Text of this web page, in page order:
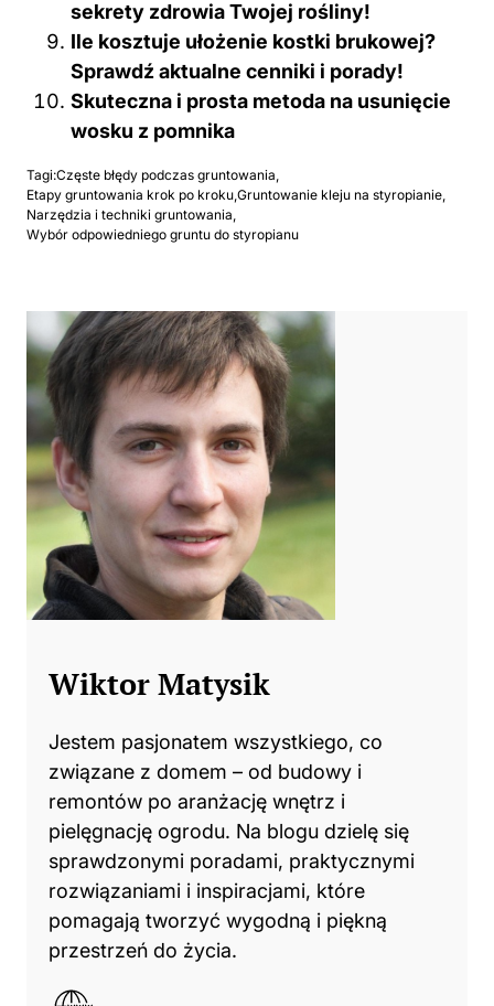
sekrety zdrowia Twojej rośliny!
Ile kosztuje ułożenie kostki brukowej?
Sprawdź aktualne cenniki i porady!
Skuteczna i prosta metoda na usunięcie
wosku z pomnika
Tagi:Częste błędy podczas gruntowania
Etapy gruntowania krok po kroku Gruntowanie kleju na styropianie
Narzędzia i techniki gruntowania
Wybór odpowiedniego gruntu do styropianu
Wiktor Matysik
Jestem pasjonatem wszystkiego, co
związane z domem – od budowy i
remontów po aranżację wnętrz i
pielęgnację ogrodu. Na blogu dzielę się
sprawdzonymi poradami, praktycznymi
rozwiązaniami i inspiracjami, które
pomagają tworzyć wygodną i piękną
przestrzeń do życia.